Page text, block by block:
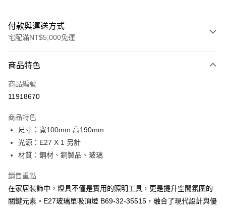
付款與運送方式
宅配滿NT$5,000免運
信用卡一次付款
LINE Pay
街口支付
悠遊付
全盈+PAY
AFTEE先享後付
商品特色
商品編號
11918670
商品特色
尺寸：寬100mm 高190mm
光源：E27 X 1 另計
材質：鋼材、銅製品、玻璃
銷售重點
在家居裝飾中，燈具不僅是實用的照明工具，更是提升空間氛圍的
關鍵元素。E27玻璃單吸頂燈 B69-32-35515，融合了現代設計與優